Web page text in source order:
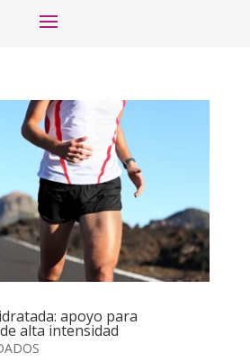
apoyo para
alta intensidad